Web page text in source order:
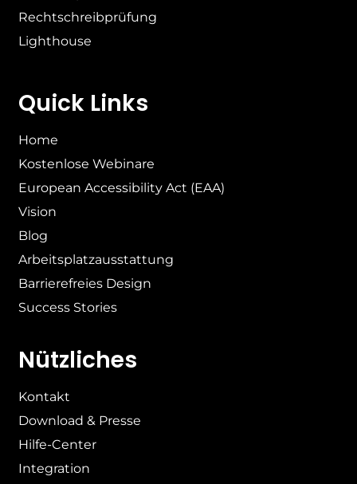
Rechtschreibprüfung
Lighthouse
Quick Links
Home
Kostenlose Webinare
European Accessibility Act (EAA)
Vision
Blog
Arbeitsplatzausstattung
Barrierefreies Design
Success Stories
Nützliches
Kontakt
Download & Presse
Hilfe-Center
Integration